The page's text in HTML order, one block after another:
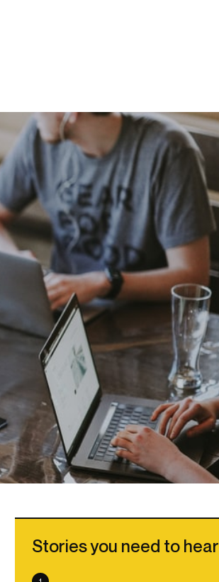
Stories you need to hear